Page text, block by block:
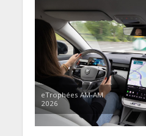
eTrophées AM-AM
2026